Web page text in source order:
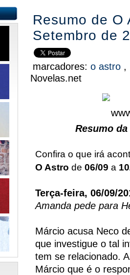
Resumo de O
Setembro de
marcadores: o astro ,
Novelas.net
Resumo
Confira o que irá
O Astro de 06/09 a
Terça-feira, 06/09/
Amanda pede para
Márcio acusa Neco
que investigue o tal
tem se relacionado.
Márcio que é o